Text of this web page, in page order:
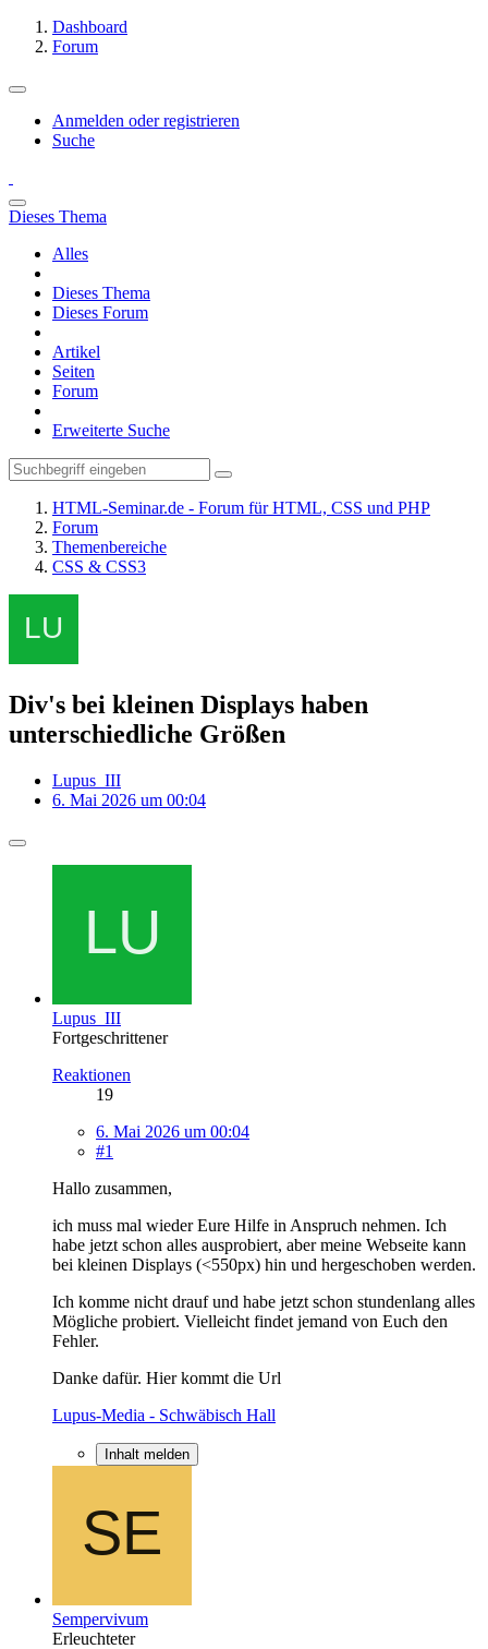
Dashboard
Forum
Anmelden oder registrieren
Suche
Dieses Thema
Alles
Dieses Thema
Dieses Forum
Artikel
Seiten
Forum
Erweiterte Suche
HTML-Seminar.de - Forum für HTML, CSS und PHP
Forum
Themenbereiche
CSS & CSS3
Div's bei kleinen Displays haben
unterschiedliche Größen
Lupus_III
6. Mai 2026 um 00:04
Lupus_III
Fortgeschrittener
Reaktionen
19
6. Mai 2026 um 00:04
#1
Hallo zusammen,
ich muss mal wieder Eure Hilfe in Anspruch nehmen. Ich
habe jetzt schon alles ausprobiert, aber meine Webseite kann
bei kleinen Displays (<550px) hin und hergeschoben werden.
Ich komme nicht drauf und habe jetzt schon stundenlang alles
Mögliche probiert. Vielleicht findet jemand von Euch den
Fehler.
Danke dafür. Hier kommt die Url
Lupus-Media - Schwäbisch Hall
Inhalt melden
Sempervivum
Erleuchteter